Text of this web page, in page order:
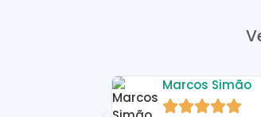
Marcos Simão
